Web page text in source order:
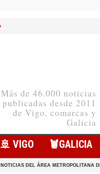
Más de 46.000 noticias
publicadas desde 2011
de Vigo, comarcas y
Galicia
🚢 VIGO 🦞️GALICIA
NOTICIAS DEL ÁREA METROPOLITANA